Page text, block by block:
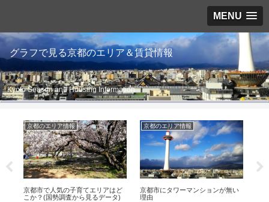
MENU
グラフで見る京都のエリア＆賃貸情報
Kyoto Season and Housing Information
京都のエリア情報
京都市で人気の子育てエリアはど
こか？(国勢調査から見るデータ)
京都のエリア情報
京都市にタワーマンションが無い
理由